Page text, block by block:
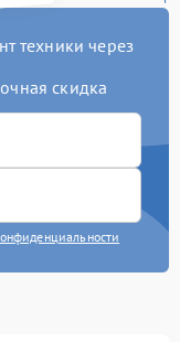
техники через
скидка